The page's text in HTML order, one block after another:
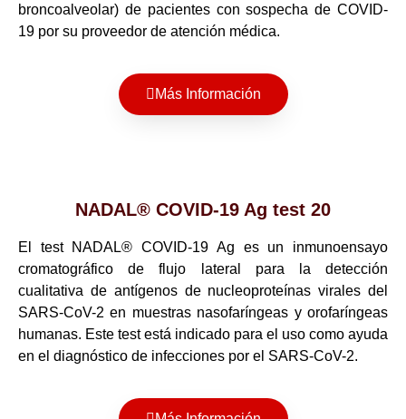
broncoalveolar) de pacientes con sospecha de COVID-
19 por su proveedor de atención médica.
Más Información
NADAL® COVID-19 Ag test 20
El test NADAL® COVID-19 Ag es un inmunoensayo
cromatográfico de flujo lateral para la detección
cualitativa de antígenos de nucleoproteínas virales del
SARS-CoV-2 en muestras nasofaríngeas y orofaríngeas
humanas. Este test está indicado para el uso como ayuda
en el diagnóstico de infecciones por el SARS-CoV-2.